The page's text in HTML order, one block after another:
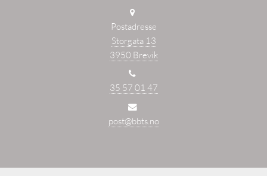
Postadresse
Storgata 13
3950 Brevik
35 57 01 47
post@bbts.no